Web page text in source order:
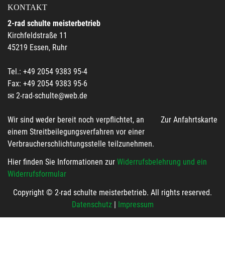
KONTAKT
2-rad schulte meisterbetrieb
Kirchfeldstraße 11
45219 Essen, Ruhr
Tel.: +49 2054 9383 95-4
Fax: +49 2054 9383 95-6
2-rad-schulte@web.de
Zur Anfahrtskarte
Wir sind weder bereit noch verpflichtet, an
einem Streitbeilegungsverfahren vor einer
Verbraucherschlichtungsstelle teilzunehmen.
Hier finden Sie Informationen zur Widerrufsbelehrung und ein
Widerrufsformular
Copyright © 2-rad schulte meisterbetrieb. All rights reserved.
Datenschutz| Impressum